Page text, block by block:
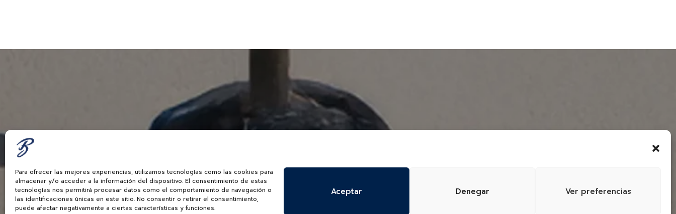
Para ofrecer las mejores experiencias, utilizamos tecnologías como las cookies para
almacenar y/o acceder a la información del dispositivo. El consentimiento de estas
tecnologías nos permitirá procesar datos como el comportamiento de navegación o
las identificaciones únicas en este sitio. No consentir o retirar el consentimiento,
puede afectar negativamente a ciertas características y funciones.
Aceptar Denegar Ver preferencias